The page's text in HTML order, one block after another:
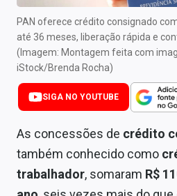
Central de Fundos Imobiliários
Central dos IPOs
Renda Fixa
Finanças Pessoais
Economia
PAN oferece crédito consignado
até 36 meses, liberação rápida e
(Imagem: Montagem feita com
iStock/Brenda Rocha)
SIGA NO YOUTUBE
As concessões de crédito
também conhecido como
trabalhador, somaram R$